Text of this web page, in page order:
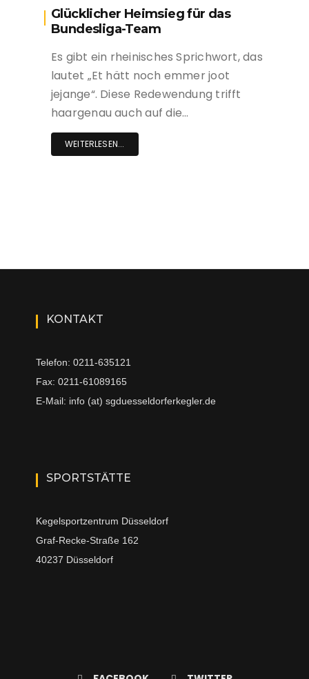
Glücklicher Heimsieg für das
Bundesliga-Team
Es gibt ein rheinisches Sprichwort, das
lautet „Et hätt noch emmer joot
jejange“. Diese Redewendung trifft
haargenau auch auf die…
WEITERLESEN...
KONTAKT
Telefon: 0211-635121
Fax: 0211-61089165
E-Mail: info (at) sgduesseldorferkegler.de
SPORTSTÄTTE
Kegelsportzentrum Düsseldorf
Graf-Recke-Straße 162
40237 Düsseldorf